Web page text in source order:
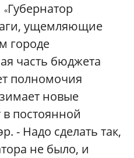
«Губернатор
ущемляющие
городе
часть бюджета
полномочия
новые
постоянной
- Надо сделать так,
не было, и